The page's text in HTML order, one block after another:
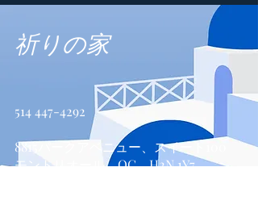
祈りの家
514 447-4292
8815パークアベニュー、スイート100
モントリオール、QC、H2N 1Y7